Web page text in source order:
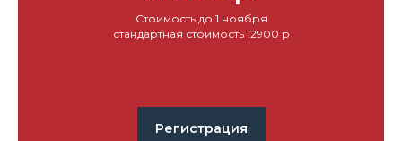
Стоимость до 1 ноября
стандартная стоимость 12900 р
Регистрация